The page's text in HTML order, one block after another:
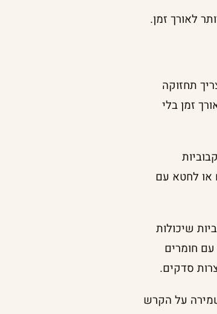
לאורך זמן.
תחזוקה
זמן בלי
או לחטא עם
שיכולות
חומרים
סדקים.
על הקרש